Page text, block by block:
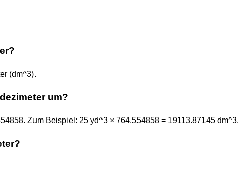
(dm^3).
um?
Zum Beispiel: 25 yd^3 × 764.554858 = 19113.87145 dm^3.